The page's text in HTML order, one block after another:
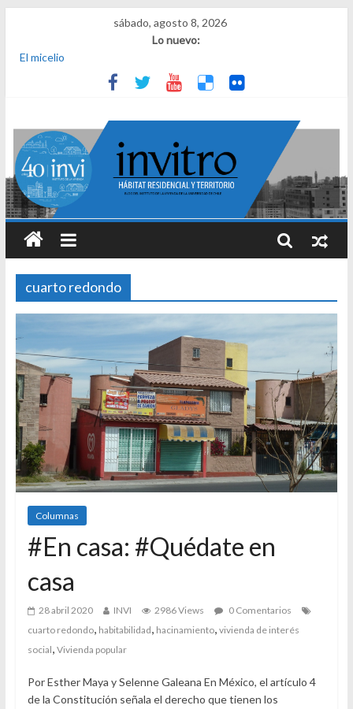
sábado, agosto 8, 2026
Lo nuevo:
El micelio
Receta para viajar al pasado
Una noche y el amanecer en Dignidad
INVI
El derecho a habitar
cuarto redondo
Columnas
#En casa: #Quédate en
casa
28 abril 2020 INVI 2986 Views
0 Comentarios
cuarto redondo, habitabilidad, hacinamiento, vivienda de interés
social, Vivienda popular
Por Esther Maya y Selenne Galeana En México, el artículo 4
de la Constitución señala el derecho que tienen los